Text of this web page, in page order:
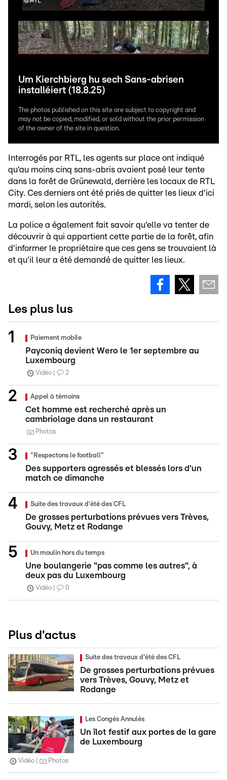
Um Kierchbierg hu sech Sans-abrisen
installéiert (18.8.25)
The photos published on this site are subject to copyright and
may not be copied, modified, or sold without the prior permission
of the owner of the site in question.
Interrogés par RTL, les agents sur place ont indiqué
qu'au moins cinq sans-abris avaient posé leur tente
dans la forêt de Grünewald, derrière les locaux de RTL
City. Ces derniers ont été priés de quitter les lieux d'ici
mardi, selon les autorités.
La police a également fait savoir qu'elle va tenter de
découvrir à qui appartient cette partie de la forêt, afin
d'informer le propriétaire que ces gens se trouvaient là
et qu'il leur a été demandé de quitter les lieux.
Les plus lus
Paiement mobile
Payconiq devient Wero le 1er septembre au
Luxembourg
Vidéo 2
Appel à témoins
Cet homme est recherché après un
cambriolage dans un restaurant
Photos
"Respectons le football"
Des supporters agressés et blessés lors d'un
match ce dimanche
Suite des travaux d'été des CFL
De grosses perturbations prévues vers Trèves,
Gouvy, Metz et Rodange
Un moulin hors du temps
Une boulangerie "pas comme les autres", à
deux pas du Luxembourg
Vidéo 0
Plus d'actus
Suite des travaux d'été des CFL
De grosses perturbations prévues
vers Trèves, Gouvy, Metz et
Rodange
Les Congés Annulés
Un îlot festif aux portes de la gare
de Luxembourg
Vidéo Photos